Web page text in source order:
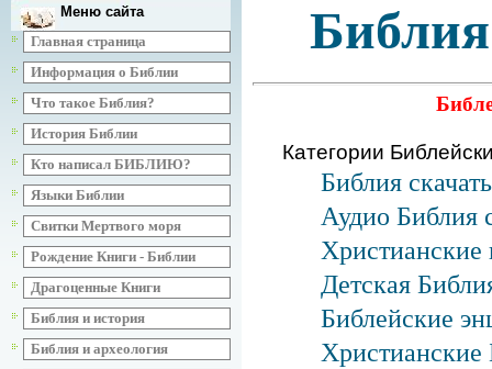
Меню сайта
Главная страница
Информация о Библии
Что такое Библия?
История Библии
Кто написал БИБЛИЮ?
Языки Библии
Свитки Мертвого моря
Рождение Книги - Библии
Драгоценные Книги
Библия и история
Библия и археология
Категории
Библия
Аудио Библия
Христианские
Детская
Библейские
Христианские